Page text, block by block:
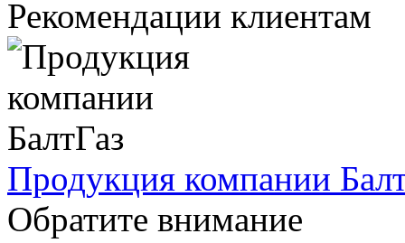
Рекомендации клиентам
Продукция компании
Обратите внимание